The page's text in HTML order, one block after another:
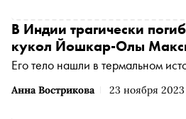
Анна Вострикова 23 ноября 2023
В Индии трагически
кукол Йошкар-Олы
Его тело нашли в термальном